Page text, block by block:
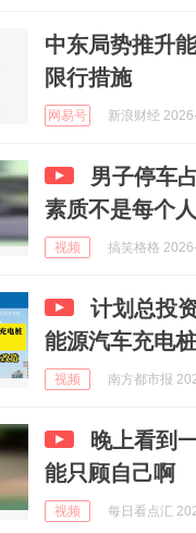
中东局势推升
限行措施
网易号 新浪财经
男子停车
素质不是每个
视频 搞笑格格
计划总投
能源汽车充电桩
视频 南方都市报
晚上看到
能只顾自己啊
视频 每日看点汇